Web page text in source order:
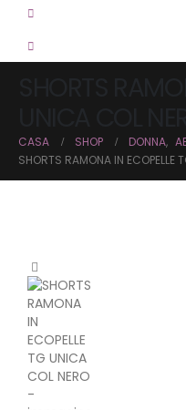
CASA SHOP DONNA,
SHORTS RAMONA IN ECOPELLE